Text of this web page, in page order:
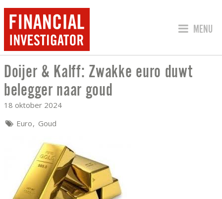
SPRING
MENU
DOIJER & KALFF: ZWAKKE EURO
Doijer & Kalff: Zwakke euro duwt
belegger naar goud
18 oktober 2024
Euro Goud